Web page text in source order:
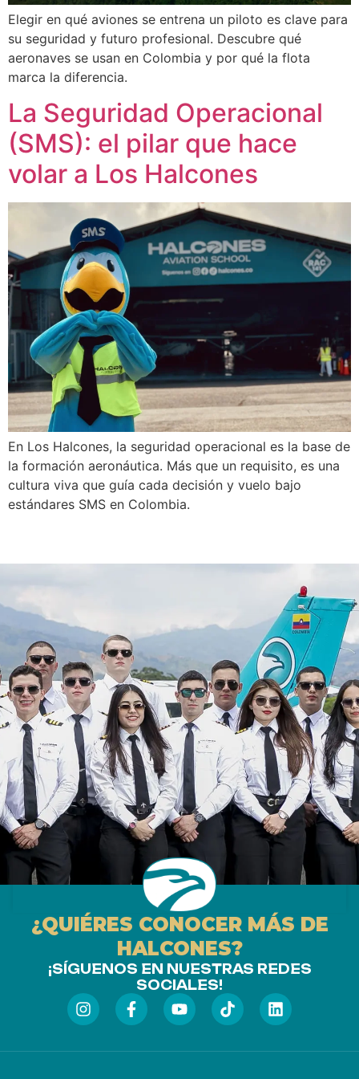
Elegir en qué aviones se entrena un piloto es clave para
su seguridad y futuro profesional. Descubre qué
aeronaves se usan en Colombia y por qué la flota
marca la diferencia.
La Seguridad Operacional
(SMS): el pilar que hace
volar a Los Halcones
En Los Halcones, la seguridad operacional es la base de
la formación aeronáutica. Más que un requisito, es una
cultura viva que guía cada decisión y vuelo bajo
estándares SMS en Colombia.
¿QUIÉRES CONOCER MÁS DE
HALCONES?
¡SÍGUENOS EN NUESTRAS REDES
SOCIALES!